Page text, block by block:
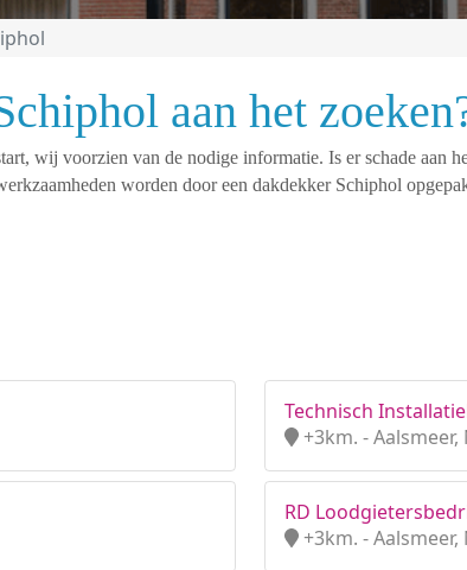
aan het
wij voorzien van de nodige informatie. Is er schade aan
worden door een dakdekker Schiphol
Technisch
+3km. -
RD
+3km. -